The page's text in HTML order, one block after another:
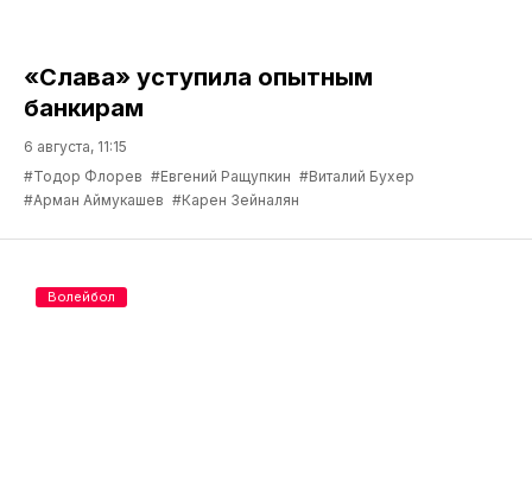
«Слава» уступила опытным
банкирам
6 августа, 11:15
#Тодор Флорев #Евгений Ращупкин #Виталий Бухер
#Арман Аймукашев #Карен Зейналян
Волейбол